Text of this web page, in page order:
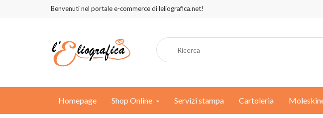
Benvenuti nel portale e-commerce di leliografica.net!
Homepage Shop Online Servizi stampa Cartoleria